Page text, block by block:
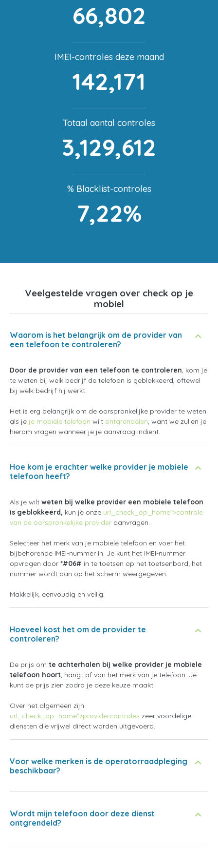
66,802
IMEI-controles deze maand
142,171
Totaal aantal controles
3,129,612
% Blacklist-controles
7,22%
Veelgestelde vragen over check op je
mobiel
Waarom is het belangrijk om de provider van
een telefoon te controleren?
Door de provider van een telefoon te controleren, kom je
te weten bij welk bedrijf de telefoon is geblokkeerd, oftewel
bij welk bedrijf hij werkt.
Het is erg belangrijk om de oorspronkelijke provider te weten
als je je mobiele telefoon wilt ontgrendelen, want we zullen je
hierom vragen wanneer je je aanvraag indient.
Hoe kom je erachter welke provider je mobiele
telefoon heeft?
Als je wilt weten bij welke provider een mobiele telefoon
is geblokkeerd, kun je onze url_check_op_home">controle
van de oorspronkelijke provider aanvragen.
Selecteer het merk van je mobiele telefoon en voer het
bijbehorende IMEI-nummer in. Je kunt het IMEI-nummer
opvragen door *#06# in te toetsen op het toetsenbord; het
nummer wordt dan op het scherm weergegeven.
Makkelijk, eenvoudig en veilig.
Hoeveel kost het om de provider te
controleren?
De prijs om te achterhalen bij welke provider je mobiele
telefoon hoort, hangt af van het merk van je telefoon. Je
kunt de prijs zien zodra je deze keuze maakt.
Over het algemeen zijn
url_check_op_home">providercontroles zeer voordelige
diensten die vrijwel direct worden uitgevoerd.
Voor welke merken is de operatorraadpleging
beschikbaar?
Wordt mijn telefoon door deze dienst
ontgrendeld?